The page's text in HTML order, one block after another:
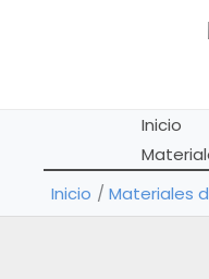
Inicio
Inicio Materiales